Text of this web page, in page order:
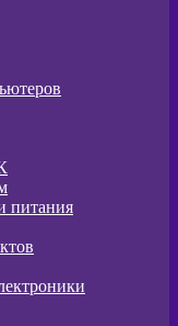
питания